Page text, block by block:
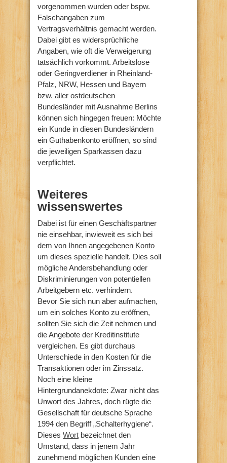
vorgenommen wurden oder bspw.
Falschangaben zum
Vertragsverhältnis gemacht werden.
Dabei gibt es widersprüchliche
Angaben, wie oft die Verweigerung
tatsächlich vorkommt. Arbeitslose
oder Geringverdiener in Rheinland-
Pfalz, NRW, Hessen und Bayern
bzw. aller ostdeutschen
Bundesländer mit Ausnahme Berlins
können sich hingegen freuen: Möchte
ein Kunde in diesen Bundesländern
ein Guthabenkonto eröffnen, so sind
die jeweiligen Sparkassen dazu
verpflichtet.
Weiteres
wissenswertes
Dabei ist für einen Geschäftspartner
nie einsehbar, inwieweit es sich bei
dem von Ihnen angegebenen Konto
um dieses spezielle handelt. Dies soll
mögliche Andersbehandlung oder
Diskriminierungen von potentiellen
Arbeitgebern etc. verhindern.
Bevor Sie sich nun aber aufmachen,
um ein solches Konto zu eröffnen,
sollten Sie sich die Zeit nehmen und
die Angebote der Kreditinstitute
vergleichen. Es gibt durchaus
Unterschiede in den Kosten für die
Transaktionen oder im Zinssatz.
Noch eine kleine
Hintergrundanekdote: Zwar nicht das
Unwort des Jahres, doch rügte die
Gesellschaft für deutsche Sprache
1994 den Begriff „Schalterhygiene“.
Dieses Wort bezeichnet den
Umstand, dass in jenem Jahr
zunehmend möglichen Kunden eine